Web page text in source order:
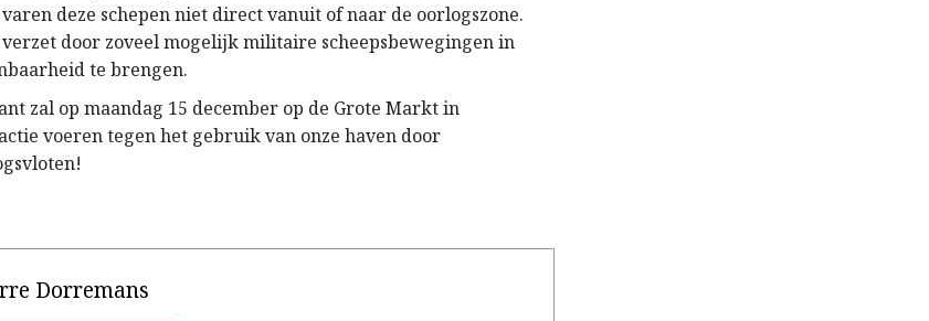
deze schepen niet direct vanuit of naar de oorlogszone.
door zoveel mogelijk militaire scheepsbewegingen in
te brengen.
zal op maandag 15 december op de Grote Markt in
voeren tegen het gebruik van onze haven door
Dorremans